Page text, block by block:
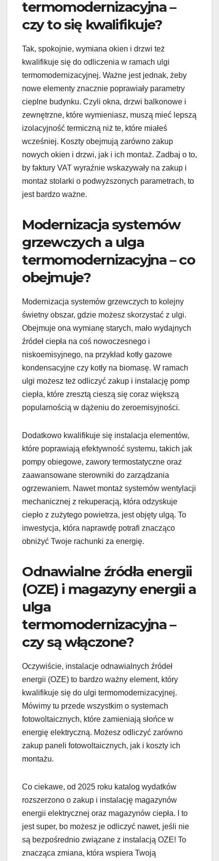
termomodernizacyjna –
czy to się kwalifikuje?
Tak, spokojnie, wymiana okien i drzwi też
kwalifikuje się do odliczenia w ramach ulgi
termomodernizacyjnej. Ważne jest jednak, żeby
nowe elementy znacznie poprawiały parametry
cieplne budynku. Czyli okna, drzwi balkonowe i
zewnętrzne, które wymieniasz, muszą mieć lepszą
izolacyjność termiczną niż te, które miałeś
wcześniej. Koszty obejmują zarówno zakup
nowych okien i drzwi, jak i ich montaż. Zadbaj o to,
by faktury VAT wyraźnie wskazywały na zakup i
montaż stolarki o podwyższonych parametrach, to
jest bardzo ważne.
Modernizacja systemów
grzewczych a ulga
termomodernizacyjna – co
obejmuje?
Modernizacja systemów grzewczych to kolejny
świetny obszar, gdzie możesz skorzystać z ulgi.
Obejmuje ona wymianę starych, mało wydajnych
źródeł ciepła na coś nowoczesnego i
niskoemisyjnego, na przykład kotły gazowe
kondensacyjne czy kotły na biomasę. W ramach
ulgi możesz też odliczyć zakup i instalację pomp
ciepła, które zresztą cieszą się coraz większą
popularnością w dążeniu do zeroemisyjności.
Dodatkowo kwalifikuje się instalacja elementów,
które poprawiają efektywność systemu, takich jak
pompy obiegowe, zawory termostatyczne oraz
zaawansowane sterowniki do zarządzania
ogrzewaniem. Nawet montaż systemów wentylacji
mechanicznej z rekuperacją, która odzyskuje
ciepło z zużytego powietrza, jest objęty ulgą. To
inwestycja, która naprawdę potrafi znacząco
obniżyć Twoje rachunki za energię.
Odnawialne źródła energii
(OZE) i magazyny energii a
ulga
termomodernizacyjna –
czy są włączone?
Oczywiście, instalacje odnawialnych źródeł
energii (OZE) to bardzo ważny element, który
kwalifikuje się do ulgi termomodernizacyjnej.
Mówimy tu przede wszystkim o systemach
fotowoltaicznych, które zamieniają słońce w
energię elektryczną. Możesz odliczyć zarówno
zakup paneli fotowoltaicznych, jak i koszty ich
montażu.
Co ciekawe, od 2025 roku katalog wydatków
rozszerzono o zakup i instalację magazynów
energii elektrycznej oraz magazynów ciepła. I to
jest super, bo możesz je odliczyć nawet, jeśli nie
są bezpośrednio związane z instalacją OZE! To
znacząca zmiana, która wspiera Twoją